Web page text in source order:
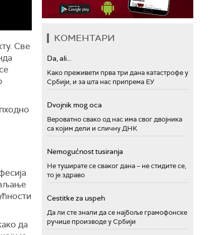
Све
да
КОМЕНТАРИ
Da, ali...
Како преживети прва три дана катастрофе у
Србији, и за шта нас припрема ЕУ
Dvojnik mog oca
Вероватно свако од нас има свог двојника
са којим дели и сличну ДНК
Nemogućnost tusiranja
Не туширате се сваког дана – не стидите се,
то је здраво
Cestitke za uspeh
Да ли сте знали да се најбоље грамофонске
ручице производе у Србији